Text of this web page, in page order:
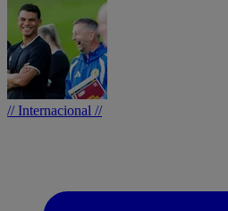
// Internacional //